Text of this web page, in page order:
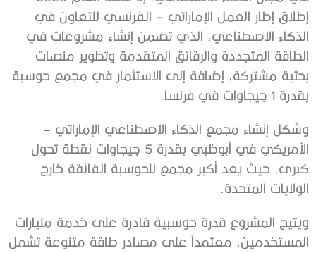
إطلاق إطار العمل الإماراتي – الفرنسي للتعاون في
الذكاء الاصطناعي، الذي تضمن إنشاء مشروعات في
الطاقة المتجددة والرقائق المتقدمة وتطوير منصات
بحثية مشتركة، إضافة إلى الاستثمار في مجمع حوسبة
بقدرة 1 جيجاوات في فرنسا.
وشكل إنشاء مجمع الذكاء الاصطناعي الإماراتي –
الأمريكي في أبوظبي بقدرة 5 جيجاوات نقطة تحول
كبرى، حيث يعد أكبر مجمع للحوسبة الفائقة خارج
الولايات المتحدة.
ويتيح المشروع قدرة حوسبية قادرة على خدمة مليارات
المستخدمين، معتمداً على مصادر طاقة متنوعة تشمل